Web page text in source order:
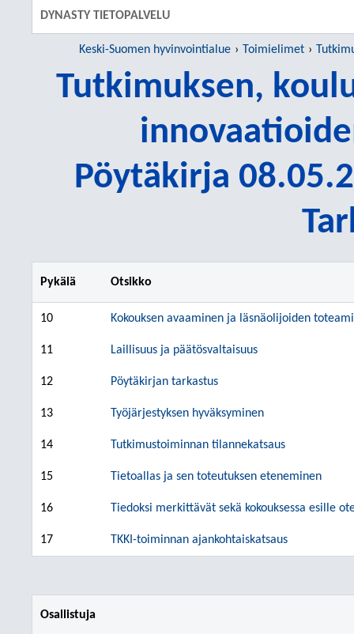
DYNASTY TIETOPALVELU
Keski-Suomen hyvinvointialue Toimielimet
Tutkimuksen,
Pöytäkirja
Pykälä Otsikko
10 Kokouksen avaaminen ja läsnäolijoiden
11 Laillisuus ja päätösvaltaisuus
12 Pöytäkirjan tarkastus
13 Työjärjestyksen hyväksyminen
14 Tutkimustoiminnan tilannekatsaus
15 Tietoallas ja sen toteutuksen eteneminen
16 Tiedoksi merkittävät sekä kokouksessa esille
17 TKKI-toiminnan ajankohtaiskatsaus
Osallistuja